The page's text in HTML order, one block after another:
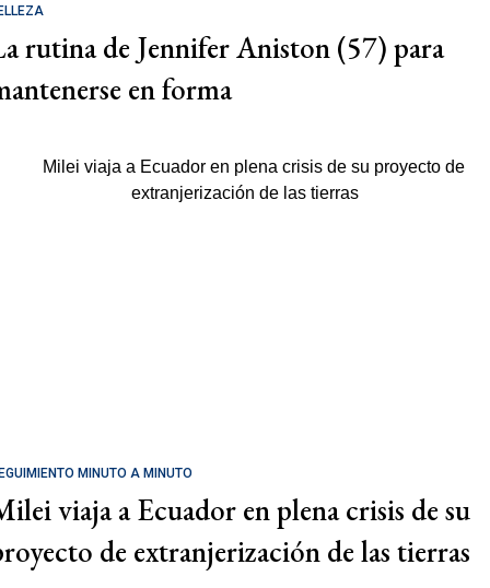
rutina de Jennifer Aniston (57) para
en forma
MINUTO A MINUTO
viaja a Ecuador en plena crisis de su
de extranjerización de las tierras